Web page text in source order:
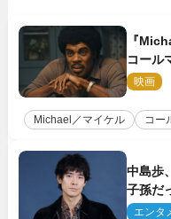
『
コール
半かか
映画
Michael／マイケル コー
中島歩
子孫だ
エンタ